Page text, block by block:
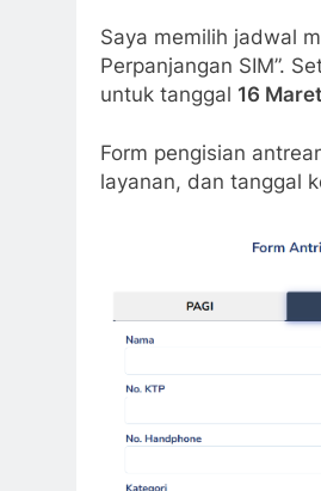
Saya memilih jadwal
Perpanjangan SIM”.
untuk tanggal 16
Form pengisian
layanan, dan tanggal